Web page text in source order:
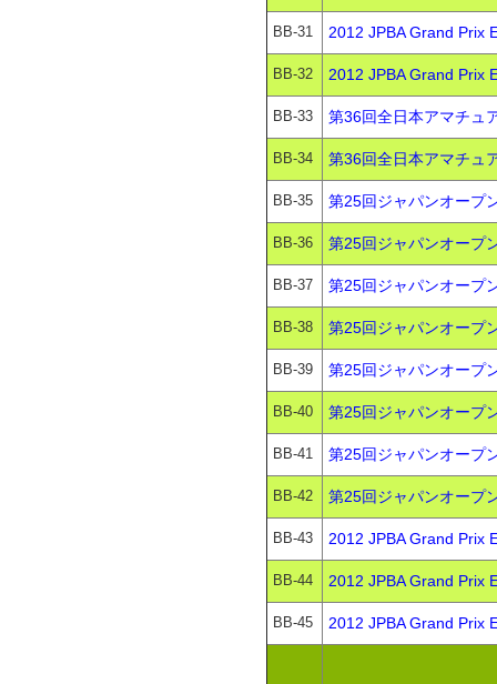
BB-31 2012 JPBA Grand Prix
BB-32 2012 JPBA Grand Prix
BB-33 第36回全日本アマチュ
BB-34 第36回全日本アマチュ
BB-35 第25回ジャパンオープ
BB-36 第25回ジャパンオープ
BB-37 第25回ジャパンオープ
BB-38 第25回ジャパンオープ
BB-39 第25回ジャパンオープ
BB-40 第25回ジャパンオープ
BB-41 第25回ジャパンオープ
BB-42 第25回ジャパンオープ
BB-43 2012 JPBA Grand Prix
BB-44 2012 JPBA Grand Prix
BB-45 2012 JPBA Grand Prix